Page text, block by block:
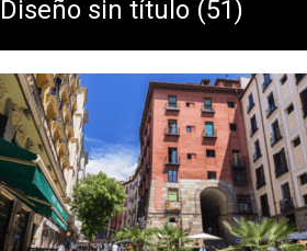
Diseño sin título (51)